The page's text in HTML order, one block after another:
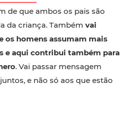
de que ambos os pais são
da criança. Também vai
os homens assumam mais
e aqui contribui também para
. Vai passar mensagem
e não só aos que estão